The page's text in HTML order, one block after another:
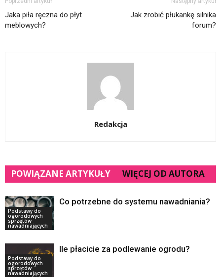
Jaka piła ręczna do płyt
meblowych?
Jak zrobić płukankę silnika
forum?
Redakcja
POWIĄZANE ARTYKUŁY WIĘCEJ OD AUTORA
Podstawy do
ogorodowych
sprzętów
nawadniających
Co potrzebne do systemu nawadniania?
Podstawy do
ogorodowych
sprzętów
nawadniających
Ile płacicie za podlewanie ogrodu?